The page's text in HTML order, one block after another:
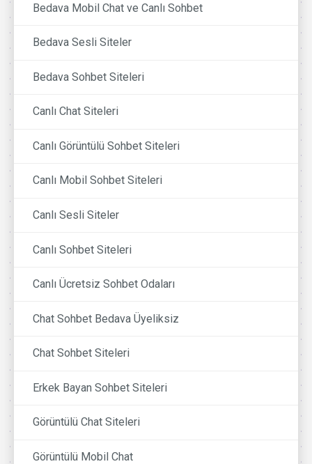
Bedava Mobil Chat ve Canlı Sohbet
Bedava Sesli Siteler
Bedava Sohbet Siteleri
Canlı Chat Siteleri
Canlı Görüntülü Sohbet Siteleri
Canlı Mobil Sohbet Siteleri
Canlı Sesli Siteler
Canlı Sohbet Siteleri
Canlı Ücretsiz Sohbet Odaları
Chat Sohbet Bedava Üyeliksiz
Chat Sohbet Siteleri
Erkek Bayan Sohbet Siteleri
Görüntülü Chat Siteleri
Görüntülü Mobil Chat